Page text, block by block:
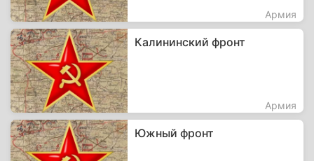
Армия
Калининский фронт
Армия
Южный фронт